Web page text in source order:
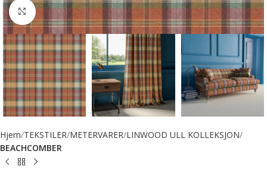
Forstørr bilde
Hjem TEKSTILER METERVARER LINWOOD ULL KOLLEKSJON
BEACHCOMBER